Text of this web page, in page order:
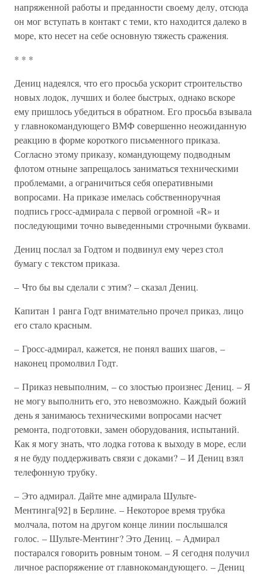
напряженной работы и преданности своему делу, отсюда
он мог вступать в контакт с теми, кто находится далеко в
море, кто несет на себе основную тяжесть сражения.
* * *
Дениц надеялся, что его просьба ускорит строительство
новых лодок, лучших и более быстрых, однако вскоре
ему пришлось убедиться в обратном. Его просьба взывала
у главнокомандующего ВМФ совершенно неожиданную
реакцию в форме короткого письменного приказа.
Согласно этому приказу, командующему подводным
флотом отныне запрещалось заниматься техническими
проблемами, а ограничиться себя оперативными
вопросами. На приказе имелась собственноручная
подпись гросс-адмирала с первой огромной «R» и
последующими точно выведенными строчными буквами.
Дениц послал за Годтом и подвинул ему через стол
бумагу с текстом приказа.
– Что бы вы сделали с этим? – сказал Дениц.
Капитан 1 ранга Годт внимательно прочел приказ, лицо
его стало красным.
– Гросс-адмирал, кажется, не понял ваших шагов, –
наконец промолвил Годт.
– Приказ невыполним, – со злостью произнес Дениц. – Я
не могу выполнить его, это невозможно. Каждый божий
день я занимаюсь техническими вопросами насчет
ремонта, подготовки, замен оборудования, испытаний.
Как я могу знать, что лодка готова к выходу в море, если
я не буду поддерживать связи с доками? – И Дениц взял
телефонную трубку.
– Это адмирал. Дайте мне адмирала Шульте-
Ментинга[92] в Берлине. – Некоторое время трубка
молчала, потом на другом конце линии послышался
голос. – Шульте-Ментинг? Это Дениц. – Адмирал
постарался говорить ровным тоном. – Я сегодня получил
личное распоряжение от главнокомандующего. – Дениц